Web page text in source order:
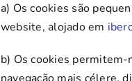
a) Os cookies são
website, alojado em
b) Os cookies